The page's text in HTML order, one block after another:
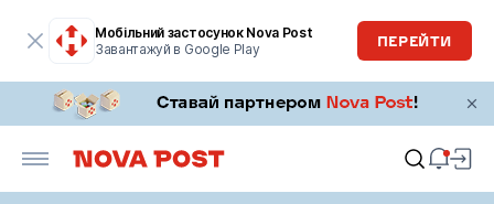
Мобільний застосунок Nova Post
Завантажуй в Google Play
ПЕРЕЙТИ